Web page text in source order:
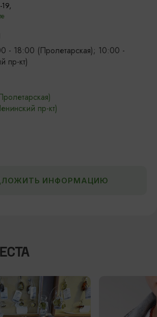
19,
- 18:00 (Пролетарская); 10:00 -
пр-кт)
пр-кт)
ИНФОРМАЦИЮ